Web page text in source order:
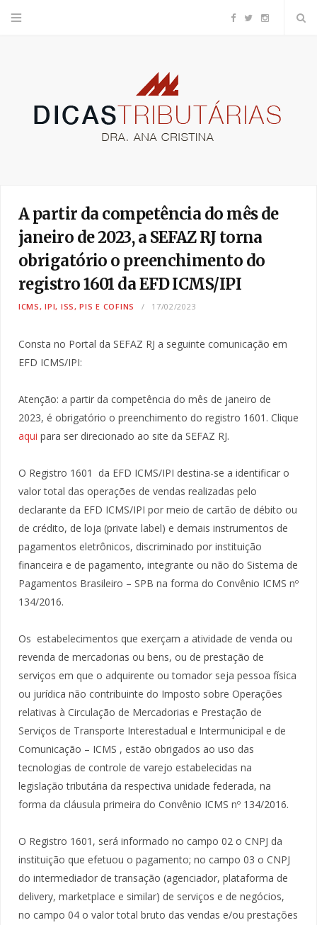
F
e
k
t
I
t
A partir da competência do mês de
janeiro de 2023, a SEFAZ RJ torna
obrigatório o preenchimento do
registro 1601 da EFD ICMS/IPI
ICMS, IPI, ISS, PIS E COFINS 17/02/2023
Consta no Portal da SEFAZ RJ a seguinte comunicação em
EFD ICMS/IPI:
Atenção: a partir da competência do mês de janeiro de
2023, é obrigatório o preenchimento do registro 1601. Clique
aqui para ser direcionado ao site da SEFAZ RJ.
O Registro 1601 da EFD ICMS/IPI destina-se a identificar o
valor total das operações de vendas realizadas pelo
declarante da EFD ICMS/IPI por meio de cartão de débito ou
de crédito, de loja (private label) e demais instrumentos de
pagamentos eletrônicos, discriminado por instituição
financeira e de pagamento, integrante ou não do Sistema de
Pagamentos Brasileiro – SPB na forma do Convênio ICMS nº
134/2016.
Os estabelecimentos que exerçam a atividade de venda ou
revenda de mercadorias ou bens, ou de prestação de
serviços em que o adquirente ou tomador seja pessoa física
ou jurídica não contribuinte do Imposto sobre Operações
relativas à Circulação de Mercadorias e Prestação de
Serviços de Transporte Interestadual e Intermunicipal e de
Comunicação – ICMS , estão obrigados ao uso das
tecnologias de controle de varejo estabelecidas na
legislação tributária da respectiva unidade federada, na
forma da cláusula primeira do Convênio ICMS nº 134/2016.
O Registro 1601, será informado no campo 02 o CNPJ da
instituição que efetuou o pagamento; no campo 03 o CNPJ
do intermediador de transação (agenciador, plataforma de
delivery, marketplace e similar) de serviços e de negócios,
no campo 04 o valor total bruto das vendas e/ou prestações